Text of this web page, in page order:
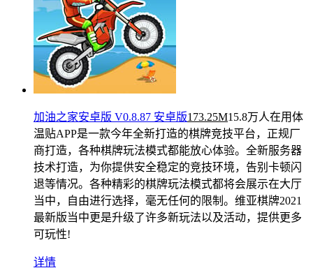
加油之家安卓版 V0.8.87 安卓版173.25M15.8万人在用体
温贴APP是一款今年全新打造的棋牌竞技平台，正规厂
商打造，各种棋牌玩法模式都能放心体验。全新服务器
技术打造，为你提供安全稳定的竞技环境，告别卡顿闪
退等情况。各种精彩的棋牌玩法模式都将会展示在大厅
当中，自由进行选择，毫无任何的限制。维亚棋牌2021
最新版当中更是升级了许多新玩法以及活动，提供更多
可玩性!
详情